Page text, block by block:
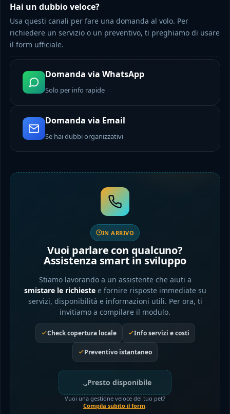
Hai un dubbio veloce?
Usa questi canali per fare una domanda al volo. Per
richiedere un servizio o un preventivo, ti preghiamo di usare
il form ufficiale.
Domanda via WhatsApp
Solo per info rapide
Domanda via Email
Se hai dubbi organizzativi
IN ARRIVO
Vuoi parlare con qualcuno?
Assistenza smart in sviluppo
Stiamo lavorando a un assistente che aiuti a
smistare le richiestee fornire risposte immediate su
servizi, disponibilità e informazioni utili. Per ora, ti
invitiamo a compilare il modulo.
Check copertura locale Info servizi e costi
Preventivo istantaneo
Presto disponibile
Vuoi una gestione veloce del tuo pet?
Compila subito il form